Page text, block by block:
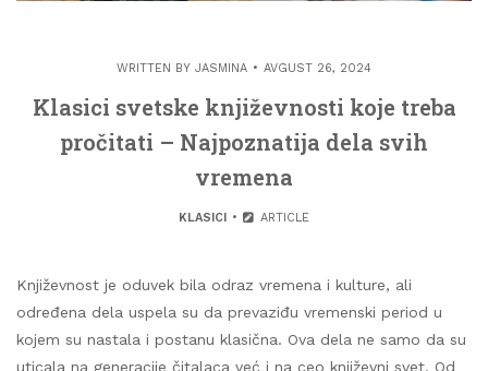
WRITTEN BY JASMINA AVGUST 26, 2024
Klasici svetske književnosti koje treba
pročitati – Najpoznatija dela svih
vremena
KLASICI ARTICLE
Književnost je oduvek bila odraz vremena i kulture, ali
određena dela uspela su da prevaziđu vremenski period u
kojem su nastala i postanu klasična. Ova dela ne samo da su
uticala na generacije čitalaca već i na ceo književni svet. Od